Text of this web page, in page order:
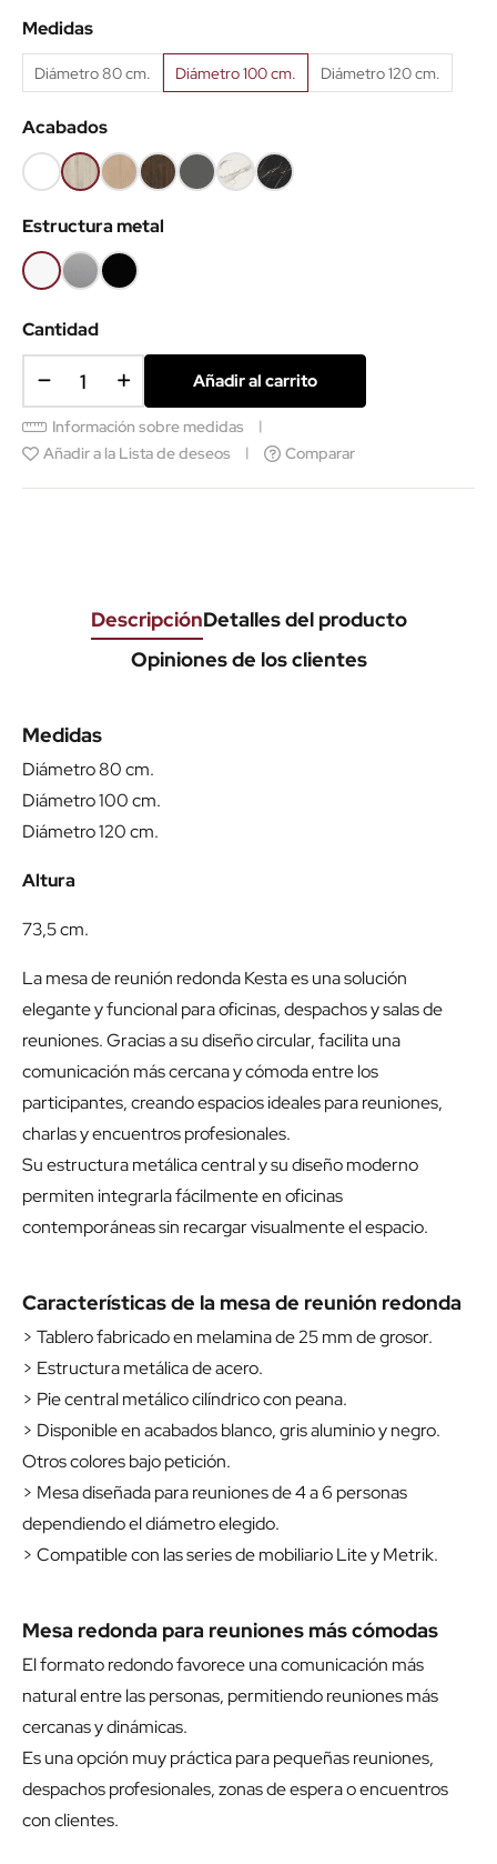
Medidas
Diámetro 80 cm. Diámetro 100 cm. Diámetro 120 cm.
Acabados
Blanco
68
Haya
52
Roble
60
Castaño
53
Gris
grafito
Mármol
blanco
Mármol
negro
Estructura metal
BlancoGris
aluminio
Negro
Cantidad
Añadir al carrito
Información sobre medidas
Añadir a la Lista de deseos
Comparar
DescripciónDetalles del producto
Opiniones de los clientes
Medidas
Diámetro 80 cm.
Diámetro 100 cm.
Diámetro 120 cm.
Altura
73,5 cm.
La mesa de reunión redonda Kesta es una solución
elegante y funcional para oficinas, despachos y salas de
reuniones. Gracias a su diseño circular, facilita una
comunicación más cercana y cómoda entre los
participantes, creando espacios ideales para reuniones,
charlas y encuentros profesionales.
Su estructura metálica central y su diseño moderno
permiten integrarla fácilmente en oficinas
contemporáneas sin recargar visualmente el espacio.
Características de la mesa de reunión redonda
> Tablero fabricado en melamina de 25 mm de grosor.
> Estructura metálica de acero.
> Pie central metálico cilíndrico con peana.
> Disponible en acabados blanco, gris aluminio y negro.
Otros colores bajo petición.
> Mesa diseñada para reuniones de 4 a 6 personas
dependiendo el diámetro elegido.
> Compatible con las series de mobiliario Lite y Metrik.
Mesa redonda para reuniones más cómodas
El formato redondo favorece una comunicación más
natural entre las personas, permitiendo reuniones más
cercanas y dinámicas.
Es una opción muy práctica para pequeñas reuniones,
despachos profesionales, zonas de espera o encuentros
con clientes.